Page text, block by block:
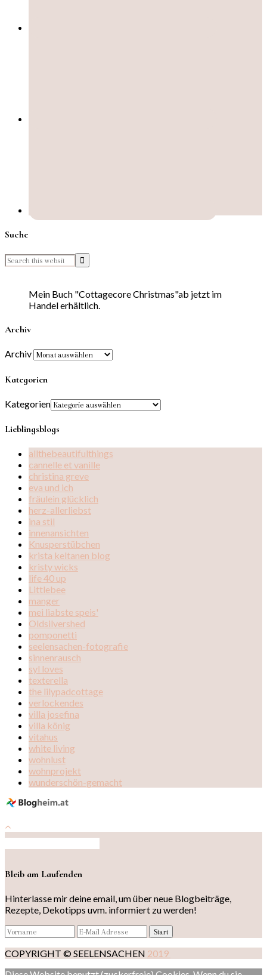
Suche
Mein Buch "Cottagecore Christmas"ab jetzt im
Handel erhältlich.
Archiv
Archiv
Kategorien
Kategorien
Lieblingsblogs
allthebeautifulthings
cannelle et vanille
christina greve
eva und ich
fräulein glücklich
herz-allerliebst
ina stil
innenansichten
Knusperstübchen
krista keltanen blog
kristy wicks
life 40 up
Littlebee
manger
mei liabste speis'
Oldsilvershed
pomponetti
seelensachen-fotografie
sinnenrausch
syl loves
texterella
the lilypadcottage
verlockendes
villa josefina
villa könig
vitahus
white living
wohnlust
wohnprojekt
wunderschön-gemacht
Bleib am Laufenden
Hinterlasse mir deine email, um über neue Blogbeiträge,
Rezepte, Dekotipps uvm. informiert zu werden!
COPYRIGHT © SEELENSACHEN 2019